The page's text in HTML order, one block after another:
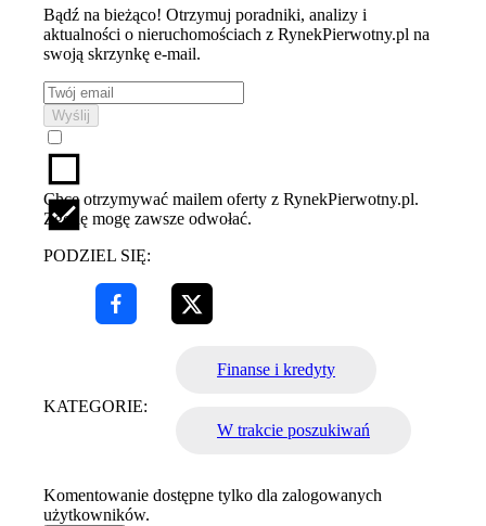
Bądź na bieżąco! Otrzymuj poradniki, analizy i
aktualności o nieruchomościach z RynekPierwotny.pl na
swoją skrzynkę e-mail.
Wyślij
Chcę otrzymywać mailem oferty z RynekPierwotny.pl.
Zgodę mogę zawsze odwołać.
PODZIEL SIĘ:
KATEGORIE:
Finanse i kredyty
W trakcie poszukiwań
Komentowanie dostępne tylko dla zalogowanych
użytkowników.